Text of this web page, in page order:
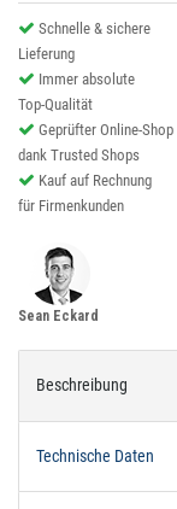
Schnelle & sichere
Lieferung
Immer absolute
Top-Qualität
Geprüfter Online-Shop
dank Trusted Shops
Kauf auf Rechnung
für Firmenkunden
Sean Eckard
Beschreibung
Technische Daten